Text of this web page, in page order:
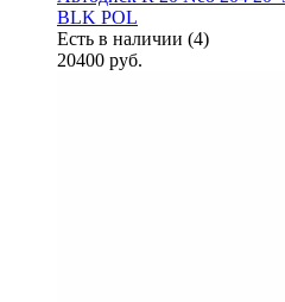
BLK POL
Есть в наличии (4)
20400 руб.